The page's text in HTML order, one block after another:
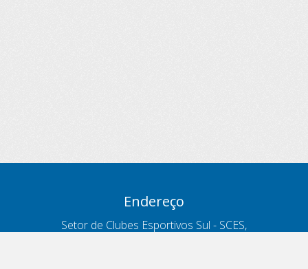
Endereço
Setor de Clubes Esportivos Sul - SCES,